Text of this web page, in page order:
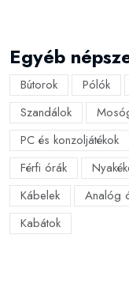
Egyéb
Bútorok Pólók
Szandálok
PC és konzoljátékok
Férfi órák
Kábelek
Analóg
Kabátok